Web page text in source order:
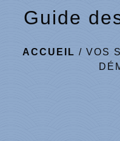
Guide
ACCUEIL / VOS